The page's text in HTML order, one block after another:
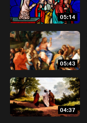
05:14
05:43
04:37